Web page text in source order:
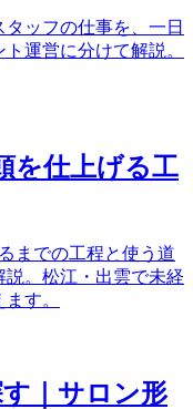
ッフの仕事を、一日
運営に分けて解説。
を仕上げる工
までの工程と使う道
。松江・出雲で未経
す。
｜サロン形